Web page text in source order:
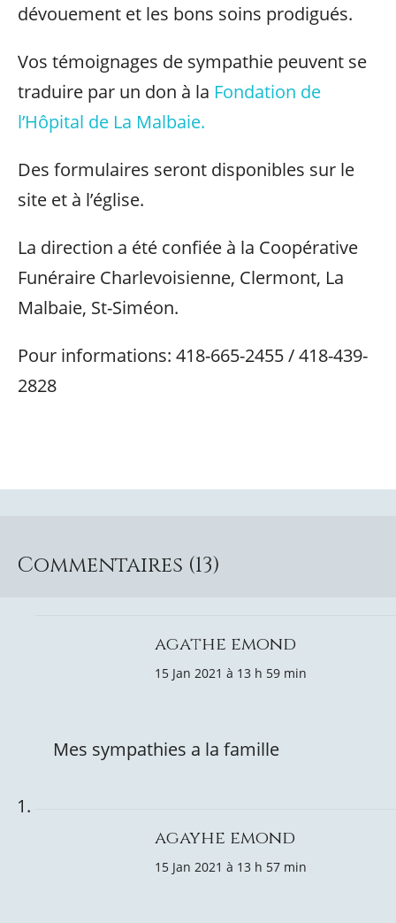
dévouement et les bons soins prodigués.
Vos témoignages de sympathie peuvent se
traduire par un don à la Fondation de
l’Hôpital de La Malbaie.
Des formulaires seront disponibles sur le
site et à l’église.
La direction a été confiée à la Coopérative
Funéraire Charlevoisienne, Clermont, La
Malbaie, St-Siméon.
Pour informations: 418-665-2455 / 418-439-
2828
Commentaires (13)
agathe emond
15 Jan 2021 à 13 h 59 min
Mes sympathies a la famille
agayhe emond
15 Jan 2021 à 13 h 57 min